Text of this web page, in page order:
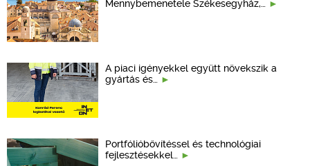
Mennybemenetele Székesegyház,…
A piaci igényekkel együtt növekszik a
gyártás és…
Portfólióbővítéssel és technológiai
fejlesztésekkel…